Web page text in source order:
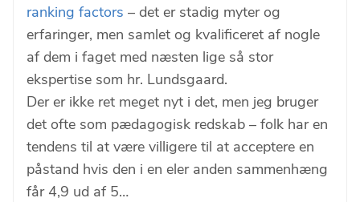
ranking factors – det er stadig myter og
erfaringer, men samlet og kvalificeret af nogle
af dem i faget med næsten lige så stor
ekspertise som hr. Lundsgaard.
Der er ikke ret meget nyt i det, men jeg bruger
det ofte som pædagogisk redskab – folk har en
tendens til at være villigere til at acceptere en
påstand hvis den i en eler anden sammenhæng
får 4,9 ud af 5…